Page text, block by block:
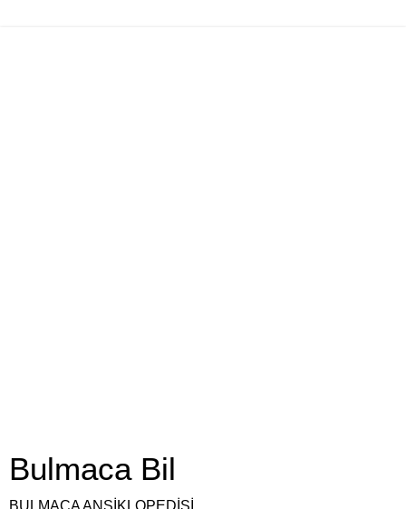
Bulmaca Bil
BULMACA ANSİKLOPEDİSİ